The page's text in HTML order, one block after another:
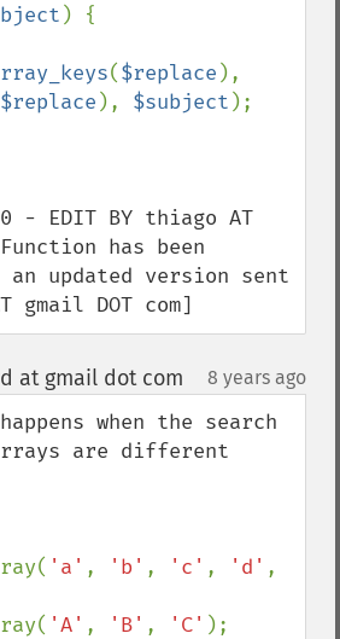
) {
($replace
$replace ), $subject );
- EDIT BY thiago AT
has been
updated version sent
DOT com]
at gmail dot com 8 years ago
when the search
are different
'a' , 'b' , 'c' , 'd'
'A' , 'B' , 'C'